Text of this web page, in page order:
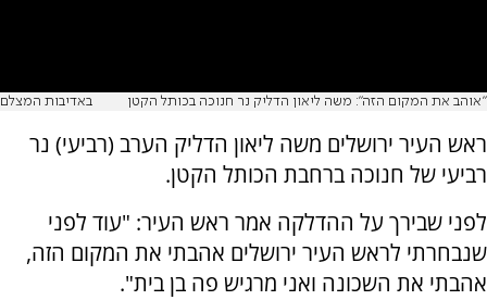
"אוהב את המקום הזה": משה ליאון הדליק נר חנוכה בכותל הקטן באדיבות המצלם
ראש העיר ירושלים משה ליאון הדליק הערב (רביעי) נר
רביעי של חנוכה ברחבת הכותל הקטן.
לפני שבירך על ההדלקה אמר ראש העיר: "עוד לפני
שנבחרתי לראש העיר ירושלים אהבתי את המקום הזה,
אהבתי את השכונה ואני מרגיש פה בן בית".